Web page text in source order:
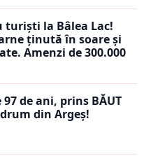
turiști la Bâlea Lac!
ținută în soare și
Amenzi de 300.000
97 de ani, prins BĂUT
din Argeș!